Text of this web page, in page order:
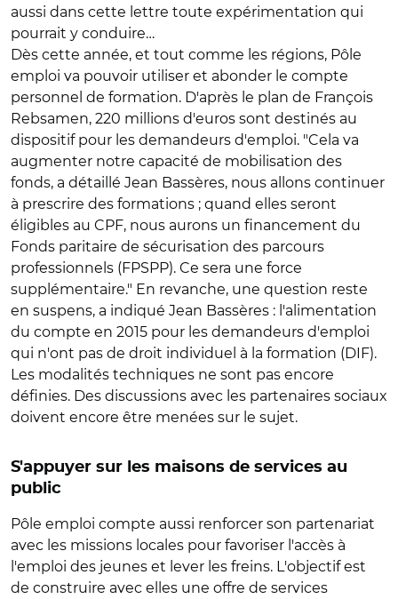
aussi dans cette lettre toute expérimentation qui
pourrait y conduire…
Dès cette année, et tout comme les régions, Pôle
emploi va pouvoir utiliser et abonder le compte
personnel de formation. D'après le plan de François
Rebsamen, 220 millions d'euros sont destinés au
dispositif pour les demandeurs d'emploi. "Cela va
augmenter notre capacité de mobilisation des
fonds, a détaillé Jean Bassères, nous allons continuer
à prescrire des formations ; quand elles seront
éligibles au CPF, nous aurons un financement du
Fonds paritaire de sécurisation des parcours
professionnels (FPSPP). Ce sera une force
supplémentaire." En revanche, une question reste
en suspens, a indiqué Jean Bassères : l'alimentation
du compte en 2015 pour les demandeurs d'emploi
qui n'ont pas de droit individuel à la formation (DIF).
Les modalités techniques ne sont pas encore
définies. Des discussions avec les partenaires sociaux
doivent encore être menées sur le sujet.
S'appuyer sur les maisons de services au
public
Pôle emploi compte aussi renforcer son partenariat
avec les missions locales pour favoriser l'accès à
l'emploi des jeunes et lever les freins. L'objectif est
de construire avec elles une offre de services